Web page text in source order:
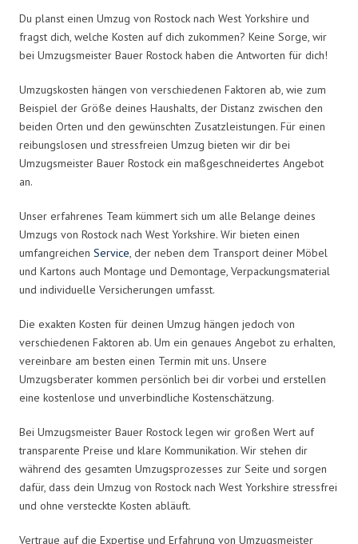
Du planst einen Umzug von Rostock nach West Yorkshire und
fragst dich, welche Kosten auf dich zukommen? Keine Sorge, wir
bei Umzugsmeister Bauer Rostock haben die Antworten für dich!
Umzugskosten hängen von verschiedenen Faktoren ab, wie zum
Beispiel der Größe deines Haushalts, der Distanz zwischen den
beiden Orten und den gewünschten Zusatzleistungen. Für einen
reibungslosen und stressfreien Umzug bieten wir dir bei
Umzugsmeister Bauer Rostock ein maßgeschneidertes Angebot
an.
Unser erfahrenes Team kümmert sich um alle Belange deines
Umzugs von Rostock nach West Yorkshire. Wir bieten einen
umfangreichen Service, der neben dem Transport deiner Möbel
und Kartons auch Montage und Demontage, Verpackungsmaterial
und individuelle Versicherungen umfasst.
Die exakten Kosten für deinen Umzug hängen jedoch von
verschiedenen Faktoren ab. Um ein genaues Angebot zu erhalten,
vereinbare am besten einen Termin mit uns. Unsere
Umzugsberater kommen persönlich bei dir vorbei und erstellen
eine kostenlose und unverbindliche Kostenschätzung.
Bei Umzugsmeister Bauer Rostock legen wir großen Wert auf
transparente Preise und klare Kommunikation. Wir stehen dir
während des gesamten Umzugsprozesses zur Seite und sorgen
dafür, dass dein Umzug von Rostock nach West Yorkshire stressfrei
und ohne versteckte Kosten abläuft.
Vertraue auf die Expertise und Erfahrung von Umzugsmeister